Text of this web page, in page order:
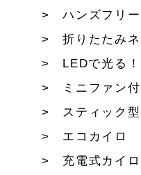
ハンズフリ
折りたたみ
LEDで光る
ミニファン
スティック
エコカイロ
充電式カイロ